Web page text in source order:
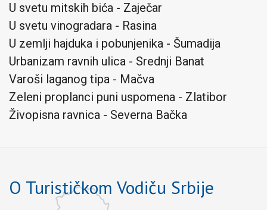
U svetu mitskih bića - Zaječar
U svetu vinogradara - Rasina
U zemlji hajduka i pobunjenika - Šumadija
Urbanizam ravnih ulica - Srednji Banat
Varoši laganog tipa - Mačva
Zeleni proplanci puni uspomena - Zlatibor
Živopisna ravnica - Severna Bačka
O Turističkom Vodiču Srbije